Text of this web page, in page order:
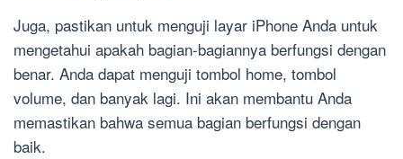
Juga, pastikan untuk menguji layar iPhone Anda untuk
mengetahui apakah bagian-bagiannya berfungsi dengan
benar. Anda dapat menguji tombol home, tombol
volume, dan banyak lagi. Ini akan membantu Anda
memastikan bahwa semua bagian berfungsi dengan
baik.